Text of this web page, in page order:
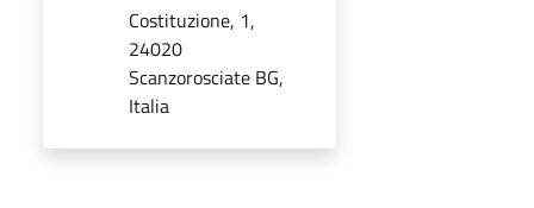
Costituzione, 1,
24020
Scanzorosciate BG,
Italia